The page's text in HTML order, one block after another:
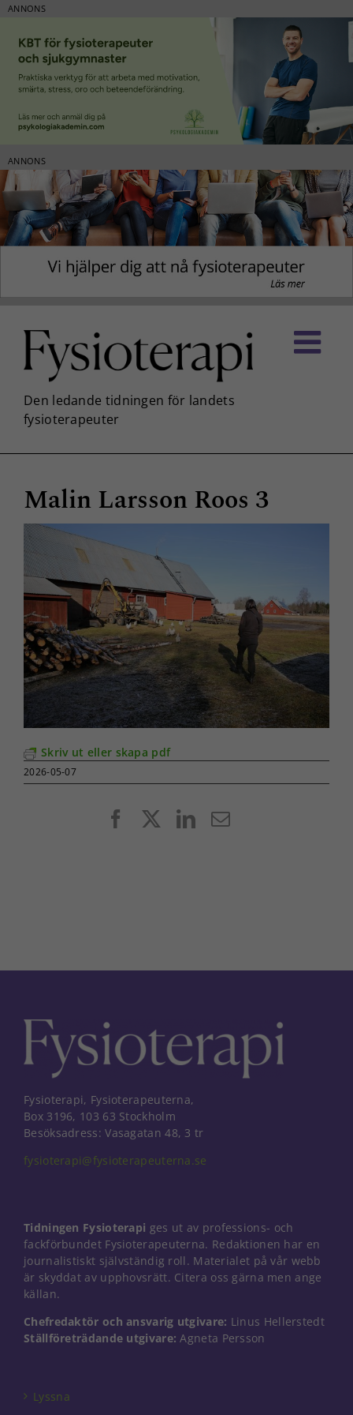
ANNONS
ANNONS
innehållet
Malin Larsson Roos 3
Skriv ut eller skapa pdf
2026-05-07
FacebookLinkedIn
E-
Fysioterapi, Fysioterapeuterna,
Box 3196, 103 63 Stockholm
Besöksadress: Vasagatan 48, 3 tr
fysioterapi@fysioterapeuterna.se
Tidningen Fysioterapi ges ut av professions- och
fackförbundet Fysioterapeuterna. Redaktionen har en
journalistiskt självständig roll. Materialet på vår webb
är skyddat av upphovsrätt. Citera oss gärna men ange
källan.
Chefredaktör och ansvarig utgivare: Linus Hellerstedt
Ställföreträdande utgivare: Agneta Persson
Lyssna
Nödvändiga